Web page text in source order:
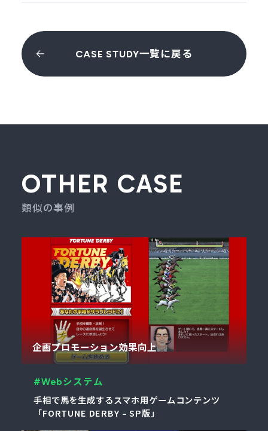
CASE STUDY一覧に戻る
OTHER CASE
類似の事例
企画プロモーション効果向上
#Webシステム
手相で馬を生成するスマホ用ゲームコンテンツ
「FORTUNE DERBY – SP版」